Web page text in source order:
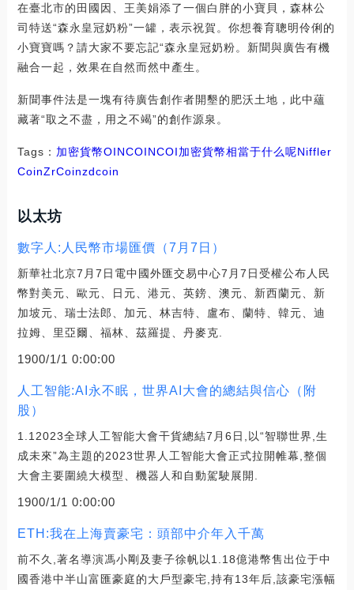
在臺北市的田國因、王美娟添了一個白胖的小寶貝，森林公
司特送“森永皇冠奶粉”一罐，表示祝賀。你想養育聰明伶俐的
小寶寶嗎？請大家不要忘記“森永皇冠奶粉。新聞與廣告有機
融合一起，效果在自然而然中產生。
新聞事件法是一塊有待廣告創作者開墾的肥沃土地，此中蘊
藏著“取之不盡，用之不竭”的創作源泉。
Tags： 加密貨幣OINCOINCOI加密貨幣相當于什么呢Niffler
CoinZrCoinzdcoin
以太坊
數字人:人民幣市場匯價（7月7日）
新華社北京7月7日電中國外匯交易中心7月7日受權公布人民
幣對美元、歐元、日元、港元、英鎊、澳元、新西蘭元、新
加坡元、瑞士法郎、加元、林吉特、盧布、蘭特、韓元、迪
拉姆、里亞爾、福林、茲羅提、丹麥克.
1900/1/1 0:00:00
人工智能:AI永不眠，世界AI大會的總結與信心（附
股）
1.12023全球人工智能大會干貨總結7月6日,以“智聯世界,生
成未來”為主題的2023世界人工智能大會正式拉開帷幕,整個
大會主要圍繞大模型、機器人和自動駕駛展開.
1900/1/1 0:00:00
ETH:我在上海賣豪宅：頭部中介年入千萬
前不久,著名導演馮小剛及妻子徐帆以1.18億港幣售出位于中
國香港中半山富匯豪庭的大戶型豪宅,持有13年后,該豪宅漲幅